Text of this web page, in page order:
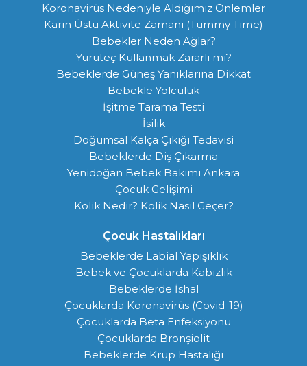
Koronavirüs Nedeniyle Aldığımız Önlemler
Karın Üstü Aktivite Zamanı (Tummy Time)
Bebekler Neden Ağlar?
Yürüteç Kullanmak Zararlı mı?
Bebeklerde Güneş Yanıklarına Dikkat
Bebekle Yolculuk
İşitme Tarama Testi
İsilik
Doğumsal Kalça Çıkığı Tedavisi
Bebeklerde Diş Çıkarma
Yenidoğan Bebek Bakımı Ankara
Çocuk Gelişimi
Kolik Nedir? Kolik Nasıl Geçer?
Çocuk Hastalıkları
Bebeklerde Labial Yapışıklık
Bebek ve Çocuklarda Kabızlık
Bebeklerde İshal
Çocuklarda Koronavirüs (Covid-19)
Çocuklarda Beta Enfeksiyonu
Çocuklarda Bronşiolit
Bebeklerde Krup Hastalığı